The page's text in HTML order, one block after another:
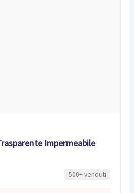
Impermeabile
500+ venduti